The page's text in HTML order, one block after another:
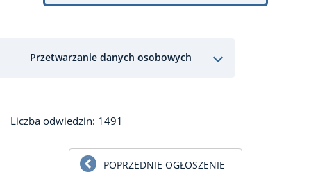
Przetwarzanie danych osobowych
Liczba odwiedzin: 1491
POPRZEDNIE OGŁOSZENIE